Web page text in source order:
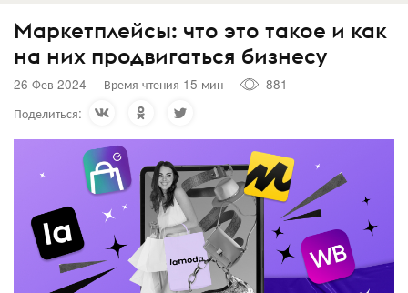
Маркетплейсы: что это такое и как
на них продвигаться бизнесу
26 Фев 2024 Время чтения 15 мин
881
Поделиться: